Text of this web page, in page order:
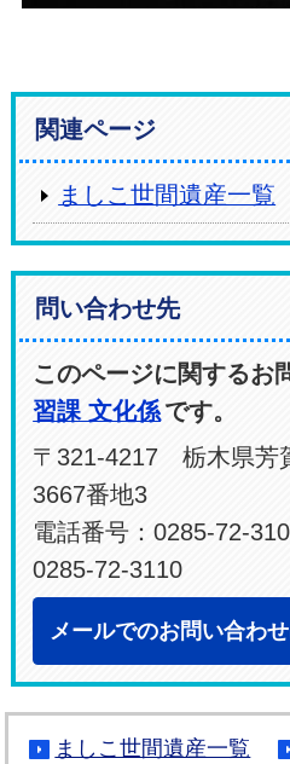
関連ページ
ましこ世間遺産一覧
問い合わせ先
このページに関するお
習課 文化係です。
〒321-4217 栃木県芳
3667番地3
電話番号：0285-72-
0285-72-3110
メールでのお問い合わ
ましこ世間遺産一覧